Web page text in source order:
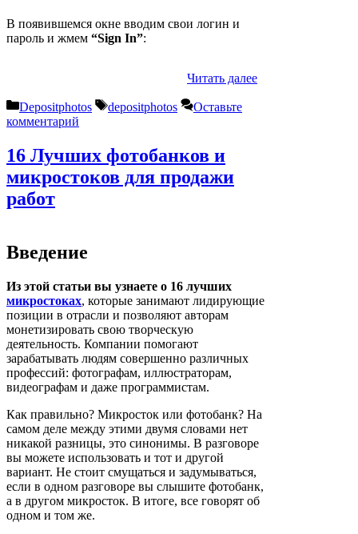
В появившемся окне вводим свои логин и
пароль и жмем “Sign In”:
Читать далее
Рубрики
Depositphotos Метки
depositphotos
Оставьте
комментарий
16 Лучших фотобанков и
микростоков для продажи
работ
Введение
Из этой статьи вы узнаете о 16 лучших
микростоках, которые занимают лидирующие
позиции в отрасли и позволяют авторам
монетизировать свою творческую
деятельность. Компании помогают
зарабатывать людям совершенно различных
профессий: фотографам, иллюстраторам,
видеографам и даже программистам.
Как правильно? Микросток или фотобанк? На
самом деле между этими двумя словами нет
никакой разницы, это синонимы. В разговоре
вы можете использовать и тот и другой
вариант. Не стоит смущаться и задумываться,
если в одном разговоре вы слышите фотобанк,
а в другом микросток. В итоге, все говорят об
одном и том же.